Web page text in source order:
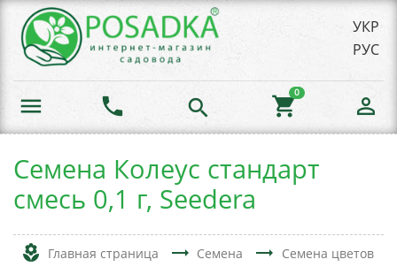
УКР
РУС
menu phone search shopping_cart
0
person_outline
Семена Колеус стандарт
смесь 0,1 г, Seedera
local_florist Главная страница trending_flat Семена trending_flat Семена цветов